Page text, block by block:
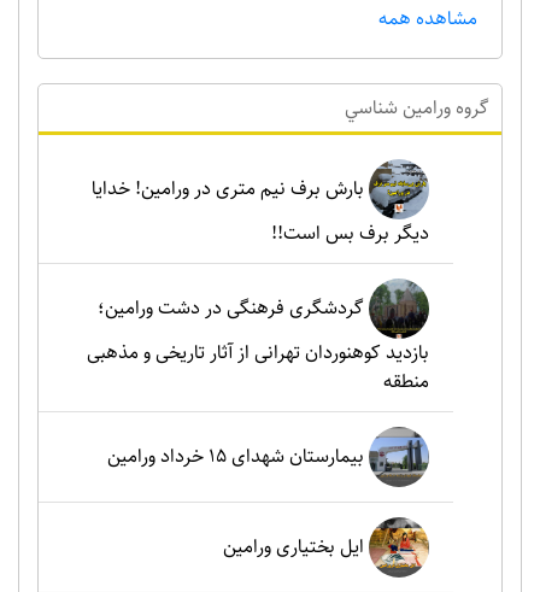
مشاهده همه
گروه ورامين شناسي
بارش برف نیم متری در ورامین! خدایا
دیگر برف بس است!!
گردشگری فرهنگی در دشت ورامین؛
بازدید کوهنوردان تهرانی از آثار تاریخی و مذهبی
منطقه
بیمارستان شهدای 15 خرداد ورامین
ایل بختیاری ورامین